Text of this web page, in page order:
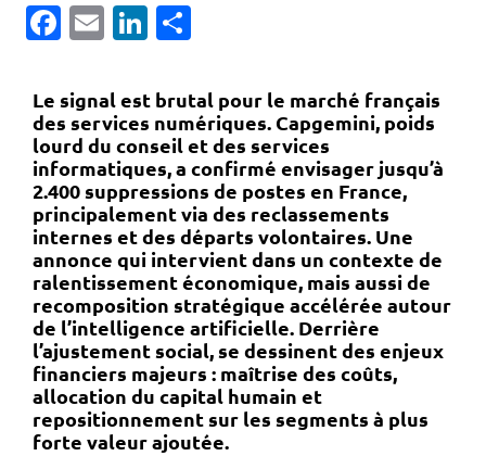
Facebook
EmailLinkedIn
Le signal est brutal pour le marché français
des services numériques. Capgemini, poids
lourd du conseil et des services
informatiques, a confirmé envisager jusqu’à
2.400 suppressions de postes en France,
principalement via des reclassements
internes et des départs volontaires. Une
annonce qui intervient dans un contexte de
ralentissement économique, mais aussi de
recomposition stratégique accélérée autour
de l’intelligence artificielle. Derrière
l’ajustement social, se dessinent des enjeux
financiers majeurs : maîtrise des coûts,
allocation du capital humain et
repositionnement sur les segments à plus
forte valeur ajoutée.